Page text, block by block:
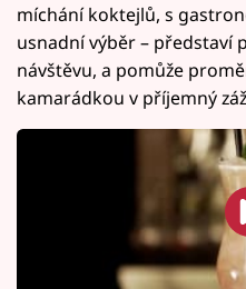
míchání koktejlů, s
usnadní výběr – představí
návštěvu, a pomůže
kamarádkou v příjemný